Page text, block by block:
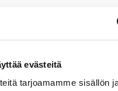
evästeitä
tarjoamamme sisällön
Saarijärvi